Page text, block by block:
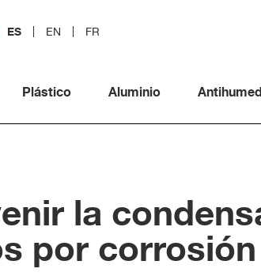
ES EN FR
Plástico Aluminio
la
por corrosión